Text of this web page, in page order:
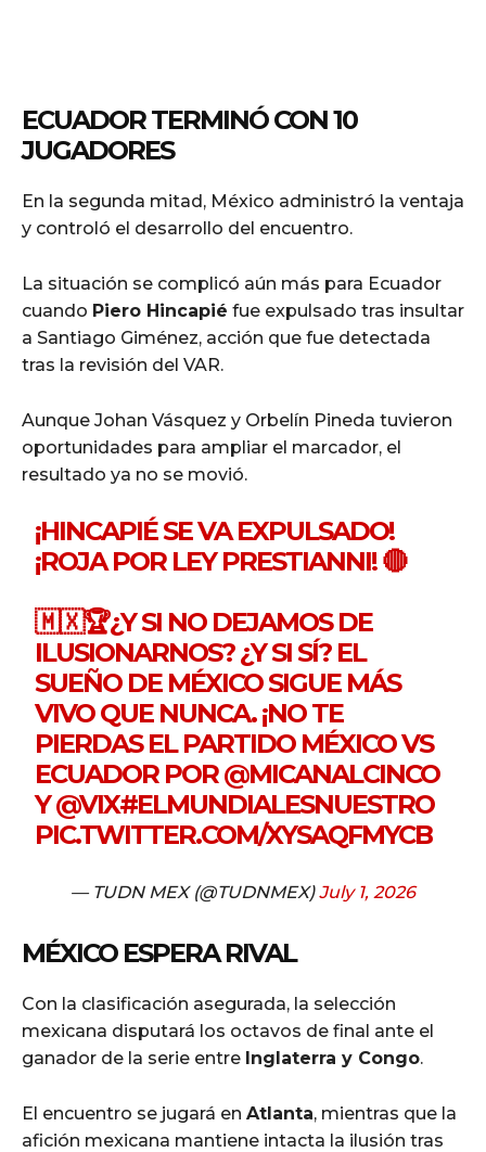
ECUADOR TERMINÓ CON 10
JUGADORES
En la segunda mitad, México administró la ventaja
y controló el desarrollo del encuentro.
La situación se complicó aún más para Ecuador
cuando Piero Hincapié fue expulsado tras insultar
a Santiago Giménez, acción que fue detectada
tras la revisión del VAR.
Aunque Johan Vásquez y Orbelín Pineda tuvieron
oportunidades para ampliar el marcador, el
resultado ya no se movió.
¡HINCAPIÉ SE VA EXPULSADO!
¡ROJA POR LEY PRESTIANNI! 🔴
🇲🇽🏆¿Y SI NO DEJAMOS DE
ILUSIONARNOS? ¿Y SI SÍ? EL
SUEÑO DE MÉXICO SIGUE MÁS
VIVO QUE NUNCA. ¡NO TE
PIERDAS EL PARTIDO MÉXICO VS
ECUADOR POR@MICANALCINCO
Y@VIX#ELMUNDIALESNUESTRO
PIC.TWITTER.COM/XYSAQFMYCB
— TUDN MEX (@TUDNMEX)July 1, 2026
MÉXICO ESPERA RIVAL
Con la clasificación asegurada, la selección
mexicana disputará los octavos de final ante el
ganador de la serie entre Inglaterra y Congo.
El encuentro se jugará en Atlanta, mientras que la
afición mexicana mantiene intacta la ilusión tras